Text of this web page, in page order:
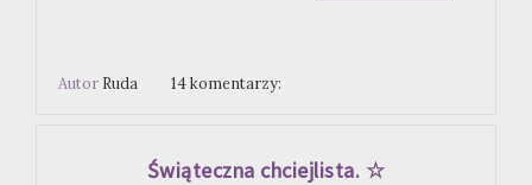
Autor Ruda 14 komentarzy:
Świąteczna chciejlista. ☆